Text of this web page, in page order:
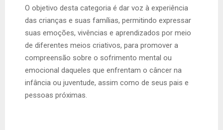
O objetivo desta categoria é dar voz à experiência
das crianças e suas famílias, permitindo expressar
suas emoções, vivências e aprendizados por meio
de diferentes meios criativos, para promover a
compreensão sobre o sofrimento mental ou
emocional daqueles que enfrentam o câncer na
infância ou juventude, assim como de seus pais e
pessoas próximas.